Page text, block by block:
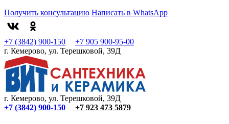
Получить консультацию Написать в WhatsApp
+7 (3842) 900-150
+7 905 900-95-00
г. Кемерово, ул. Терешковой, 39Д
г. Кемерово, ул. Терешковой, 39Д
+7 (3842) 900-150
+7 923 473 5879